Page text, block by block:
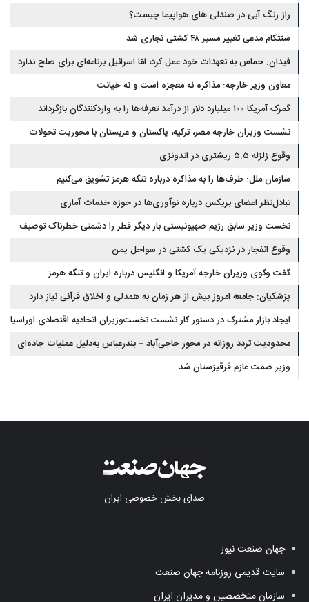
راز رنگ آبی در صندلی های هواپیما چیست؟
سنتکام مدعی تغییر مسیر ۴۸ کشتی تجاری شد
فیدان: حماس به تعهدات خود عمل کرد، امّا اسرائیل برنامه‌ای برای صلح ندارد
معاون وزیر خارجه: مذاکره نه معجزه است و نه خیانت
گمرک آمریکا ۱۰۰ میلیارد دلار از درآمد تعرفه‌ها را به واردکنندگان بازگرداند
نشست وزیران خارجه مصر، ترکیه، پاکستان و عربستان با محوریت تحولات
منطقه
وقوع زلزله ۵.۵ ریشتری در اندونزی
سازمان ملل: طرف‌ها را به مذاکره درباره تنگه هرمز تشویق می‌کنیم
تبادل‌نظر اعضای بریکس درباره نوآوری‌ها در حوزه خدمات آماری
نخست وزیر سابق رژیم صهیونیستی بار دیگر قطر را دشمنی خطرناک توصیف
کردوقوع انفجار در نزدیکی یک کشتی در سواحل یمن
گفت وگوی وزیران خارجه آمریکا و انگلیس درباره ایران و تنگه هرمز
پزشکیان: جامعه امروز بیش از هر زمان به همدلی و اخلاق قرآنی نیاز دارد
ایجاد بازار مشترک در دستور کار نشست نخست‌وزیران اتحادیه اقتصادی اوراسیا
محدودیت تردد روزانه در محور حاجی‌آباد – بندرعباس به‌دلیل عملیات جاده‌ای
وزیر صمت عازم قرقیزستان شد
صدای بخش خصوصی ایران
جهان صنعت نیوز
سایت قدیمی روزنامه جهان صنعت
سازمان متخصصین و مدیران ایران